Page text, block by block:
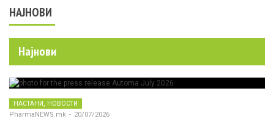
НАЈНОВИ
Најнови
НАСТАНИ, НОВОСТИ
PharmaNEWS.mk - 20/07/2026